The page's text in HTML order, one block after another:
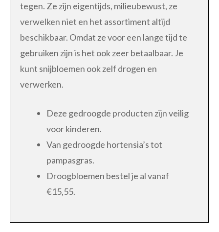
tegen. Ze zijn eigentijds, milieubewust, ze
verwelken niet en het assortiment altijd
beschikbaar. Omdat ze voor een lange tijd te
gebruiken zijn is het ook zeer betaalbaar. Je
kunt snijbloemen ook zelf drogen en
verwerken.
Deze gedroogde producten zijn veilig
voor kinderen.
Van gedroogde hortensia’s tot
pampasgras.
Droogbloemen bestel je al vanaf
€15,55.